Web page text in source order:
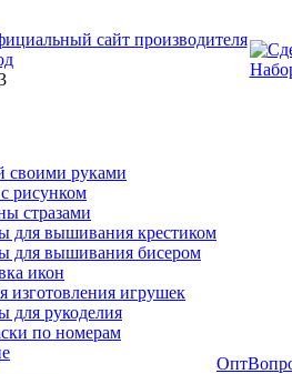
сайт производителя
своими руками
рисунком
стразами
для вышивания крестиком
для вышивания бисером
икон
изготовления игрушек
для рукоделия
по номерам
Опт